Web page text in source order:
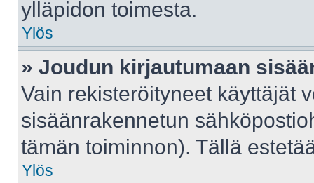
ylläpidon toimesta.
Ylös
» Joudun kirjautumaan
Vain rekisteröityneet käyttäjät
sisäänrakennetun
tämän toiminnon). Tällä
Ylös